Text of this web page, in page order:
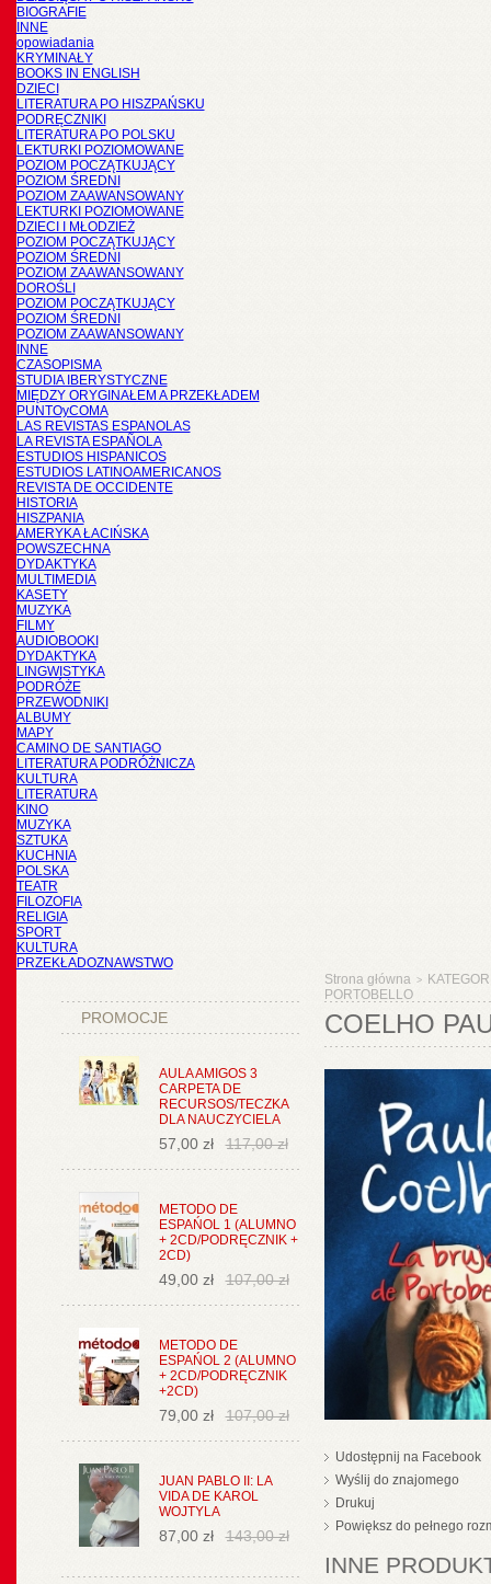
BIOGRAFIE
INNE
opowiadania
KRYMINAŁY
BOOKS IN ENGLISH
DZIECI
LITERATURA PO HISZPAŃSKU
PODRĘCZNIKI
LITERATURA PO POLSKU
LEKTURKI POZIOMOWANE
POZIOM POCZĄTKUJĄCY
POZIOM ŚREDNI
POZIOM ZAAWANSOWANY
LEKTURKI POZIOMOWANE
DZIECI I MŁODZIEŻ
POZIOM POCZĄTKUJĄCY
POZIOM ŚREDNI
POZIOM ZAAWANSOWANY
DOROŚLI
POZIOM POCZĄTKUJĄCY
POZIOM ŚREDNI
POZIOM ZAAWANSOWANY
INNE
CZASOPISMA
STUDIA IBERYSTYCZNE
MIĘDZY ORYGINAŁEM A PRZEKŁADEM
PUNTOyCOMA
LAS REVISTAS ESPANOLAS
LA REVISTA ESPAÑOLA
ESTUDIOS HISPANICOS
ESTUDIOS LATINOAMERICANOS
REVISTA DE OCCIDENTE
HISTORIA
HISZPANIA
AMERYKA ŁACIŃSKA
POWSZECHNA
DYDAKTYKA
MULTIMEDIA
KASETY
MUZYKA
FILMY
AUDIOBOOKI
DYDAKTYKA
LINGWISTYKA
PODRÓŻE
PRZEWODNIKI
ALBUMY
MAPY
CAMINO DE SANTIAGO
LITERATURA PODRÓŻNICZA
KULTURA
LITERATURA
KINO
MUZYKA
SZTUKA
KUCHNIA
POLSKA
TEATR
FILOZOFIA
RELIGIA
SPORT
KULTURA
PRZEKŁADOZNAWSTWO
PROMOCJE
AULA AMIGOS 3
CARPETA DE
RECURSOS/TECZKA
DLA NAUCZYCIELA
57,00 zł 117,00 zł
METODO DE
ESPAŃOL 1 (ALUMNO
+ 2CD/PODRĘCZNIK +
2CD)
49,00 zł 107,00 zł
METODO DE
ESPAŃOL 2 (ALUMNO
+ 2CD/PODRĘCZNIK
+2CD)
79,00 zł 107,00 zł
JUAN PABLO II: LA
VIDA DE KAROL
WOJTYLA
87,00 zł 143,00 zł
Strona główna >
PORTOBELLO
COELHO
Udostępnij na Facebook
Wyślij do znajomego
Drukuj
Powiększ do pełnego
INNE